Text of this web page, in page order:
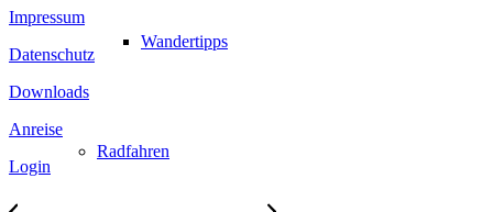
Wandertipps
Radfahren
Impressum
Datenschutz
Downloads
Anreise
Login